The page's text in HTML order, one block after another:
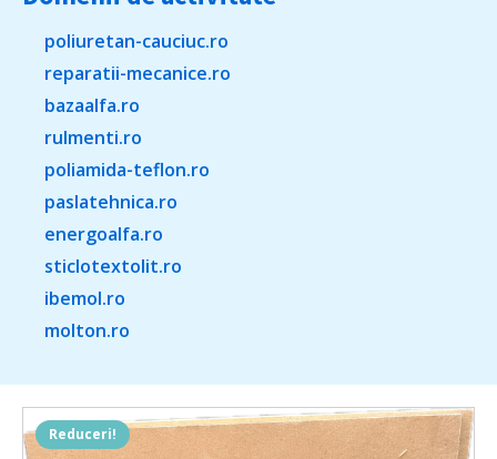
poliuretan-cauciuc.ro
reparatii-mecanice.ro
bazaalfa.ro
rulmenti.ro
poliamida-teflon.ro
paslatehnica.ro
energoalfa.ro
sticlotextolit.ro
ibemol.ro
molton.ro
Reduceri!